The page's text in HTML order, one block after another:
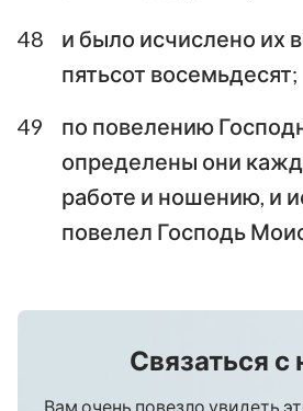
48
и было исчислено их
пятьсот восемьдесят;
49
по повелению
определены они
работе и ношению, и
повелел Господь
Связаться с
Вам очень повезло увидеть